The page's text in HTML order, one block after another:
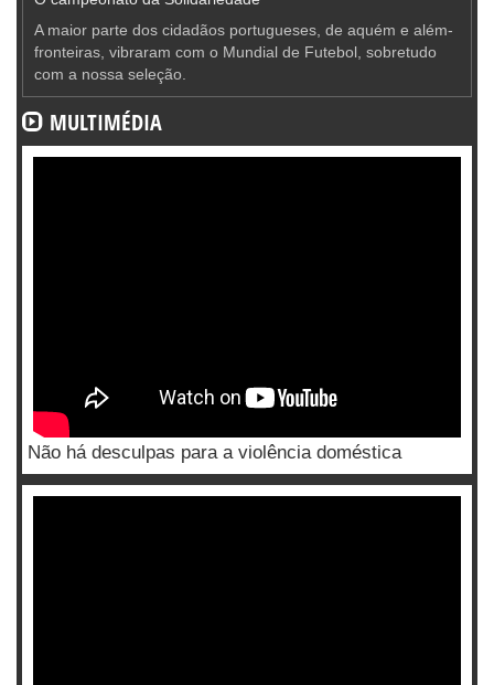
A maior parte dos cidadãos portugueses, de aquém e além-
fronteiras, vibraram com o Mundial de Futebol, sobretudo
com a nossa seleção.
MULTIMÉDIA
Não há desculpas para a violência doméstica